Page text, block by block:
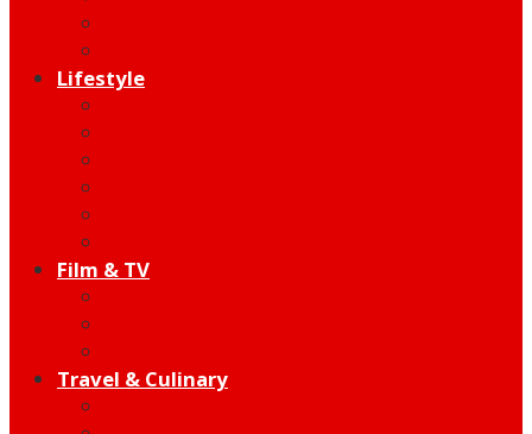
Lifestyle
Film & TV
Travel & Culinary